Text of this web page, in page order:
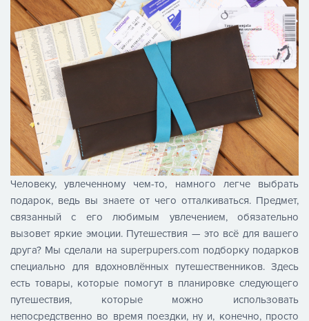
Человеку, увлеченному чем-то, намного легче выбрать
подарок, ведь вы знаете от чего отталкиваться. Предмет,
связанный с его любимым увлечением, обязательно
вызовет яркие эмоции. Путешествия — это всё для вашего
друга? Мы сделали на superpupers.com подборку подарков
специально для вдохновлённых путешественников. Здесь
есть товары, которые помогут в планировке следующего
путешествия, которые можно использовать
непосредственно во время поездки, ну и, конечно, просто